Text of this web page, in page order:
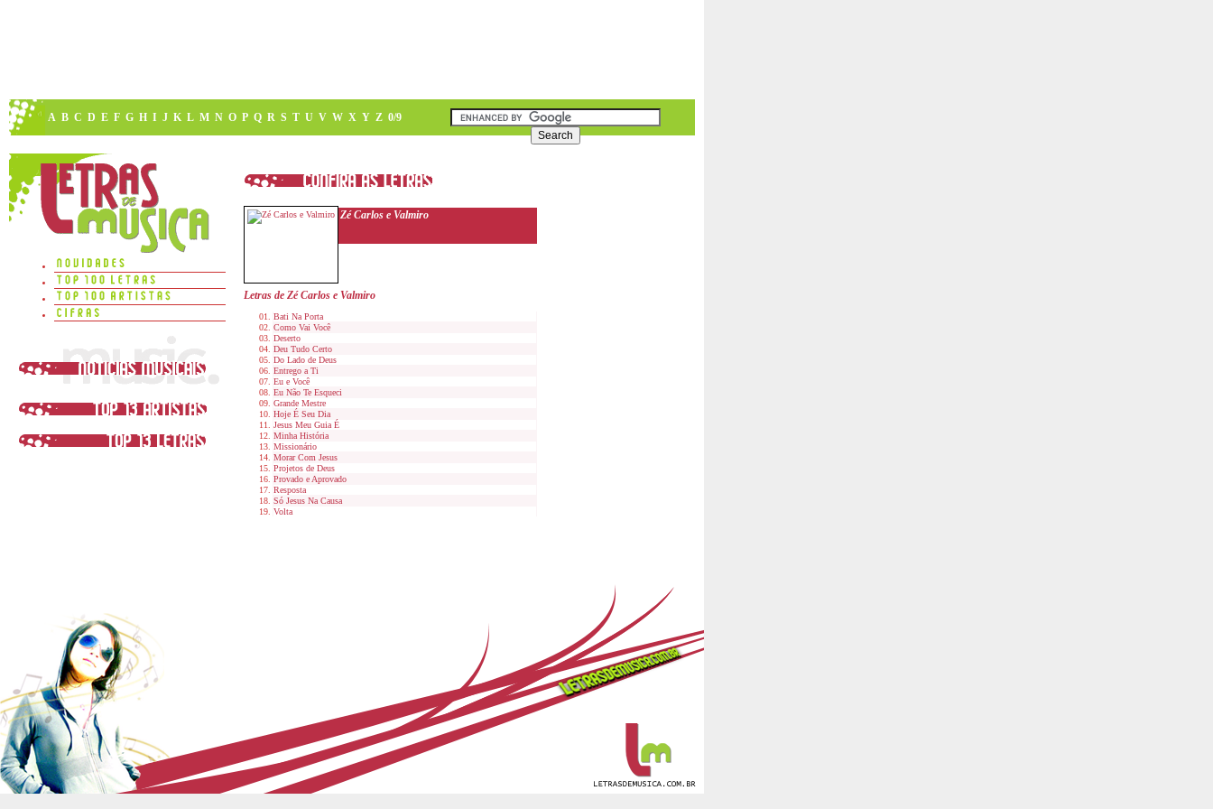
A B C D E F G H I J K L M N O P Q R S T U V W X Y Z 0/9
Zé Carlos e Valmiro
Letras de Zé Carlos e Valmiro
Bati Na Porta
Como Vai Você
Deserto
Deu Tudo Certo
Do Lado de Deus
Entrego a Ti
Eu e Você
Eu Não Te Esqueci
Grande Mestre
Hoje É Seu Dia
Jesus Meu Guia É
Minha História
Missionário
Morar Com Jesus
Projetos de Deus
Provado e Aprovado
Resposta
Só Jesus Na Causa
Volta